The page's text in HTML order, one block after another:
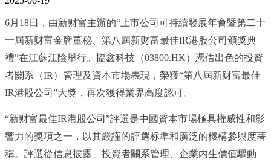
6月18日，由新财富主辦的“ 上市公司可持續發展年會暨第二十
一屆新财富金牌董秘、第八屆新财富最佳IR港股公司頒獎典
禮”在江蘇江陰舉行。協鑫科技（03800.HK）憑借出色的投資
者關系（IR）管理及資本市場表現，榮獲“第八屆新财富最佳
IR港股公司 ”大獎，再次獲得業界高度認可。
“新财富最佳IR港股公司 ”評選是中國資本市場極具權威性和影
響力的獎項之一，以其嚴謹的評選标準和廣泛的機構參與度著
稱。 評選從信息披露、投資者關系管理、企業内生價值驅動